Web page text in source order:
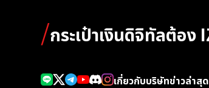
/กระเป๋าเงินดิจิทัลต้อง
เกี่ยวกับบริษัทข่าวล่าสุด